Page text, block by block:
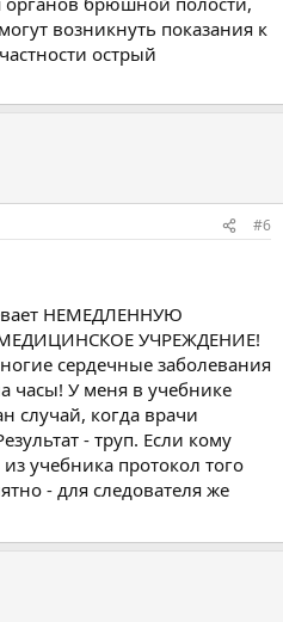
возникнуть показания к
острый
#6
НЕМЕДЛЕННУЮ
МЕДИЦИНСКОЕ УЧРЕЖДЕНИЕ!
сердечные заболевания
часы! У меня в учебнике
случай, когда врачи
- труп. Если кому
учебника протокол того
- для следователя же